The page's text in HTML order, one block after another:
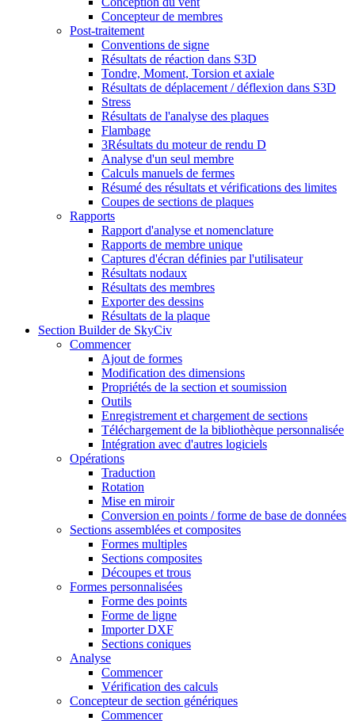
Concepteur de membres
Post-traitement
Conventions de signe
Résultats de réaction dans S3D
Tondre, Moment, Torsion et axiale
Résultats de déplacement / déflexion dans S3D
Stress
Résultats de l'analyse des plaques
Flambage
3Résultats du moteur de rendu D
Analyse d'un seul membre
Calculs manuels de fermes
Résumé des résultats et vérifications des limites
Coupes de sections de plaques
Rapports
Rapport d'analyse et nomenclature
Rapports de membre unique
Captures d'écran définies par l'utilisateur
Résultats nodaux
Résultats des membres
Exporter des dessins
Résultats de la plaque
Section Builder de SkyCiv
Commencer
Ajout de formes
Modification des dimensions
Propriétés de la section et soumission
Outils
Enregistrement et chargement de sections
Téléchargement de la bibliothèque personnalisée
Intégration avec d'autres logiciels
Opérations
Traduction
Rotation
Mise en miroir
Conversion en points / forme de base de données
Sections assemblées et composites
Formes multiples
Sections composites
Découpes et trous
Formes personnalisées
Forme des points
Forme de ligne
Importer DXF
Sections coniques
Analyse
Commencer
Vérification des calculs
Concepteur de section génériques
Commencer